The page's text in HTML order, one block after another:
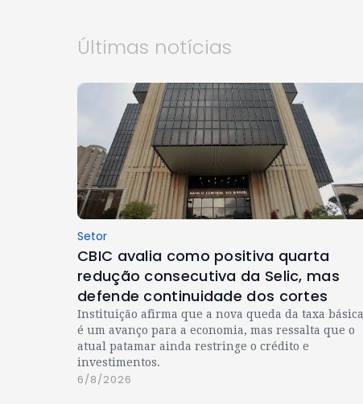
Últimas notícias
Setor
CBIC avalia como positiva quarta
redução consecutiva da Selic, mas
defende continuidade dos cortes
Instituição afirma que a nova queda da taxa básica
é um avanço para a economia, mas ressalta que o
atual patamar ainda restringe o crédito e
investimentos.
6/8/2026